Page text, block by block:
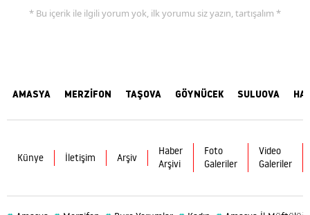
* Bu içerik ile ilgili yorum yok, ilk yorumu siz yazın, tartışalım *
AMASYA MERZİFON TAŞOVA GÖYNÜCEK SULUOVA
Künye İletişim Arşiv
Haber
Arşivi
Foto
Galeriler
Video
Galeriler